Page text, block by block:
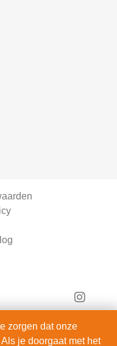
van
zorgen dat onze
je doorgaat met het